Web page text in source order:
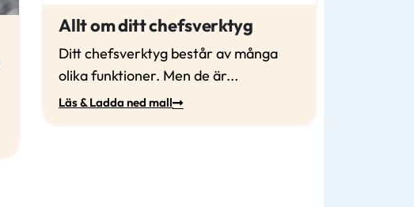
Allt om ditt chefsverktyg
Ditt chefsverktyg består av många
olika funktioner. Men de är...
Läs & Ladda ned mall